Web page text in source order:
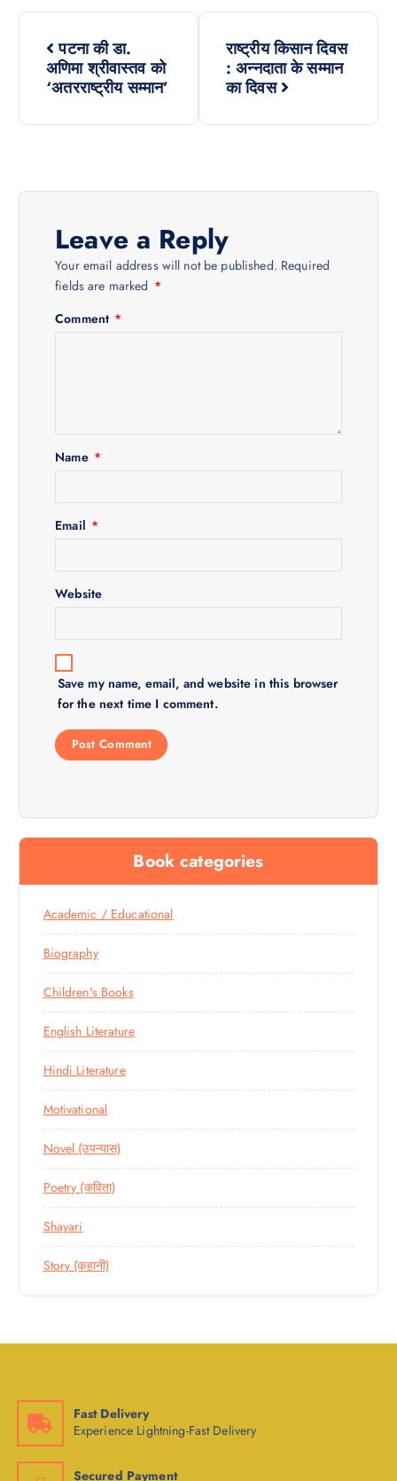
P
s
n
पटना की डा.
अणिमा श्रीवास्तव को
‘अतरराष्ट्रीय सम्मान’
राष्ट्रीय किसान दिवस
: अन्नदाता के सम्मान
का दिवस
Leave a Reply
Your email address will not be published. Required
fields are marked *
Comment *
Name *
Email *
Website
Save my name, email, and website in this browser
for the next time I comment.
Book categories
Academic / Educational
Biography
Children's Books
English Literature
Hindi Literature
Motivational
Novel (उपन्यास)
Poetry (कविता)
Shayari
Story (कहानी)
Fast Delivery
Experience Lightning-Fast Delivery
Secured Payment